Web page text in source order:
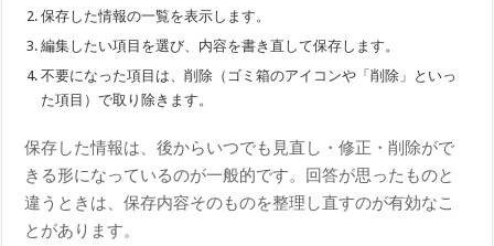
保存した情報の一覧を表示します。
編集したい項目を選び、内容を書き直して保存します。
不要になった項目は、削除（ゴミ箱のアイコンや「削除」といっ
た項目）で取り除きます。
保存した情報は、後からいつでも見直し・修正・削除がで
きる形になっているのが一般的です。回答が思ったものと
違うときは、保存内容そのものを整理し直すのが有効なこ
とがあります。